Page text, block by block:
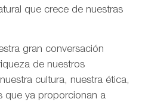
que crece de nuestras
gran conversación
de nuestros
cultura, nuestra ética,
que ya proporcionan a